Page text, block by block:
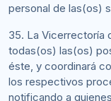
personal de las(os)
35. La Vicerrectoría
todas(os) las(os)
éste, y coordinará
los respectivos
notificando a